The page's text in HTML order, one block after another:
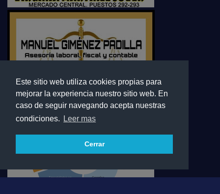
Este sitio web utiliza cookies propias para
mejorar la experiencia nuestro sitio web. En
caso de seguir navegando acepta nuestras
condiciones.
Leer mas
Cerrar